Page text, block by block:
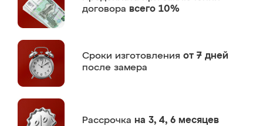
договора всего 10%
Сроки изготовления от 7 дней
после замера
Рассрочка на 3, 4, 6 месяцев